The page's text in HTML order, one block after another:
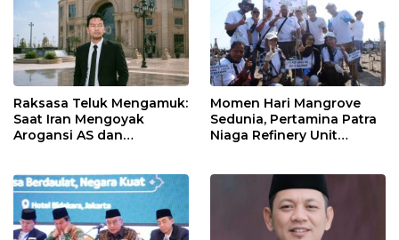
Raksasa Teluk Mengamuk:
Saat Iran Mengoyak
Arogansi AS dan
Momen Hari Mangrove
Sedunia, Pertamina Patra
Niaga Refinery Unit
Indramayu melalui Aksi
Nyata dan Inovasi
Program Lingkungan
Berkelanjutan